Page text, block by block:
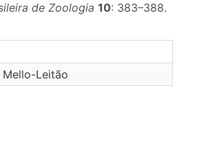
de Zoologia 10: 383–388.
Mello-Leitão